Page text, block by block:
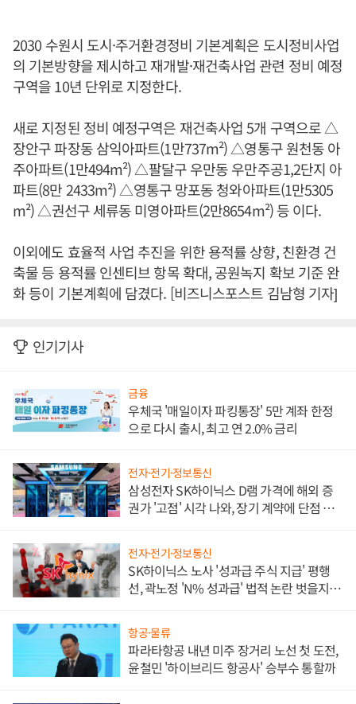
2030 수원시 도시·주거환경정비 기본계획은 도시정비사업
의 기본방향을 제시하고 재개발·재건축사업 관련 정비 예정
구역을 10년 단위로 지정한다.
새로 지정된 정비 예정구역은 재건축사업 5개 구역으로 △
장안구 파장동 삼익아파트(1만737m²) △영통구 원천동 아
주아파트(1만494m²) △팔달구 우만동 우만주공1,2단지 아
파트(8만 2433m²) △영통구 망포동 청와아파트(1만5305
m²) △권선구 세류동 미영아파트(2만8654m²) 등 이다.
이외에도 효율적 사업 추진을 위한 용적률 상향, 친환경 건
축물 등 용적률 인센티브 항목 확대, 공원녹지 확보 기준 완
화 등이 기본계획에 담겼다. [비즈니스포스트 김남형 기자]
인기기사
금융
우체국 '매일이자 파킹통장' 5만 계좌 한정
으로 다시 출시, 최고 연 2.0% 금리
전자·전기·정보통신
삼성전자 SK하이닉스 D램 가격에 해외 증
권가 '고점' 시각 나와, 장기 계약에 단점 부
전자·전기·정보통신
SK하이닉스 노사 '성과급 주식 지급' 평행
선, 곽노정 'N% 성과급' 법적 논란 벗을지 주
항공·물류
파라타항공 내년 미주 장거리 노선 첫 도전,
윤철민 '하이브리드 항공사' 승부수 통할까